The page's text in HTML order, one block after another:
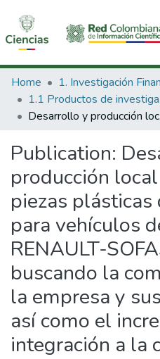
Communities & Collections
All of DSpace
Home
Desarrollo y producción
Publication:
producción
piezas
para vehículos
RENAULT-
buscando la
la empresa y
así como el
integración a la